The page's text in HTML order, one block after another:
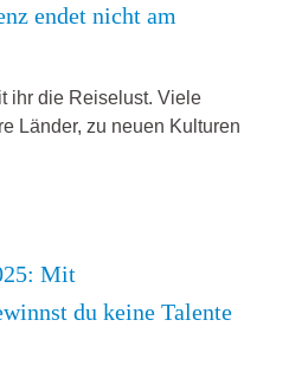
endet nicht am
ihr die Reiselust. Viele
Länder, zu neuen Kulturen
Mit
du keine Talente